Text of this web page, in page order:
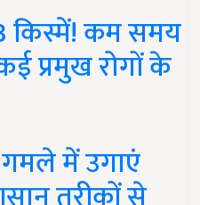
किस्में! कम समय
प्रमुख रोगों के
में उगाएं